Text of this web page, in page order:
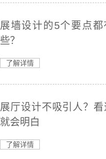
展墙设计的5个要点都
些？
了解详情
展厅设计不吸引人？看
就会明白
了解详情